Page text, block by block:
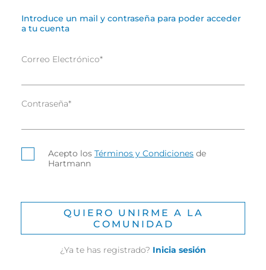
Introduce un mail y contraseña para poder acceder
a tu cuenta
Correo Electrónico*
Contraseña*
Acepto los Términos y Condiciones de
Hartmann
QUIERO UNIRME A LA
COMUNIDAD
¿Ya te has registrado? Inicia sesión